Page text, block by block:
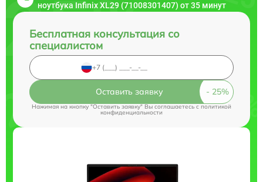
ноутбука Infinix XL29 (71008301407) от 35 минут
Бесплатная консультация со
специалистом
Оставить заявку
Нажимая на кнопку "Оставить заявку" Вы соглашаетесь cполитикой
конфиденциальности